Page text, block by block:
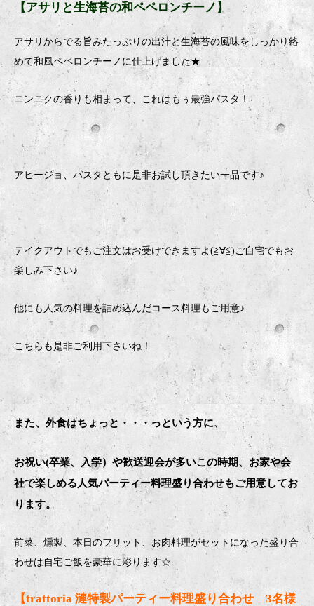
【アサリと生海苔の和ペペロンチーノ】
アサリからでる旨みたっぷりの出汁と生海苔の風味をしっかり絡
めて和風ペペロンチーノに仕上げました★
ニンニクの香りも相まって、これはもぅ最強パスタ！
アヒージョ、パスタともに是非お試し頂きたい一品です♪
テイクアウトでもご注文はお受けできますよ(≧∀≦)ご自宅でもお
楽しみ下さい♪
他にも人気の料理を詰め込んだコース料理もご用意♪
こちらも是非ご利用下さいね！
また、外食はちょっと・・・っという方に、
お祝い(卒業、入学）や歓送迎会が多いこの時期、お家や会
社で楽しめる人気パーティー料理盛り合わせもご用意してお
ります。
前菜、燻製、本日のフリット、お肉料理がセットになった盛り合
わせは自宅ご飯を豪華に彩ります☆
【trattoria 漣特製パーティー料理盛り合わせ 3名様